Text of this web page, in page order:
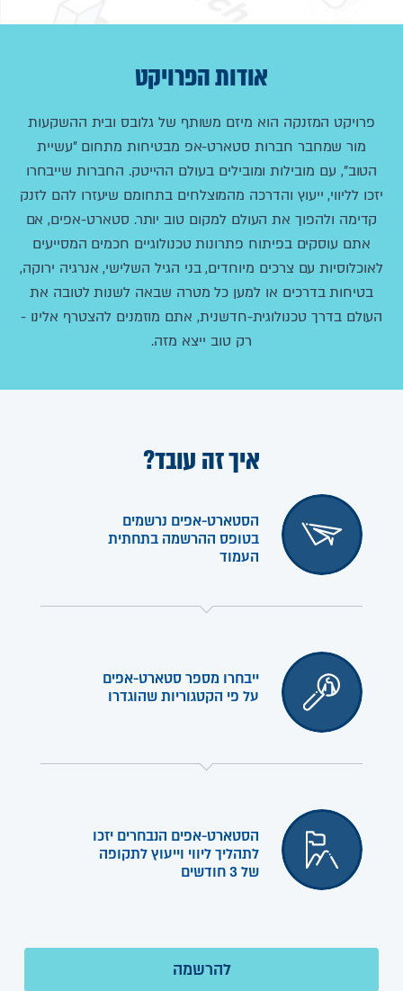
אודות הפרויקט
פרויקט המזנקה הוא מיזם משותף של גלובס ובית ההשקעות
מור שמחבר חברות סטארט-אפ מבטיחות מתחום "עשיית
הטוב", עם מובילות ומובילים בעולם ההייטק. החברות שייבחרו
יזכו לליווי, ייעוץ והדרכה מהמוצלחים בתחומם שיעזרו להם לזנק
קדימה ולהפוך את העולם למקום טוב יותר. סטארט-אפים, אם
אתם עוסקים בפיתוח פתרונות טכנולוגיים חכמים המסייעים
לאוכלוסיות עם צרכים מיוחדים, בני הגיל השלישי, אנרגיה ירוקה,
בטיחות בדרכים או למען כל מטרה שבאה לשנות לטובה את
העולם בדרך טכנולוגית-חדשנית, אתם מוזמנים להצטרף אלינו -
רק טוב ייצא מזה.
איך זה עובד?
הסטארט-אפים נרשמים
בטופס ההרשמה בתחתית
העמוד
ייבחרו מספר סטארט-אפים
על פי הקטגוריות שהוגדרו
הסטארט-אפים הנבחרים יזכו
לתהליך ליווי וייעוץ לתקופה
של 3 חודשים